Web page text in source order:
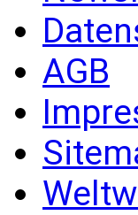
AGB